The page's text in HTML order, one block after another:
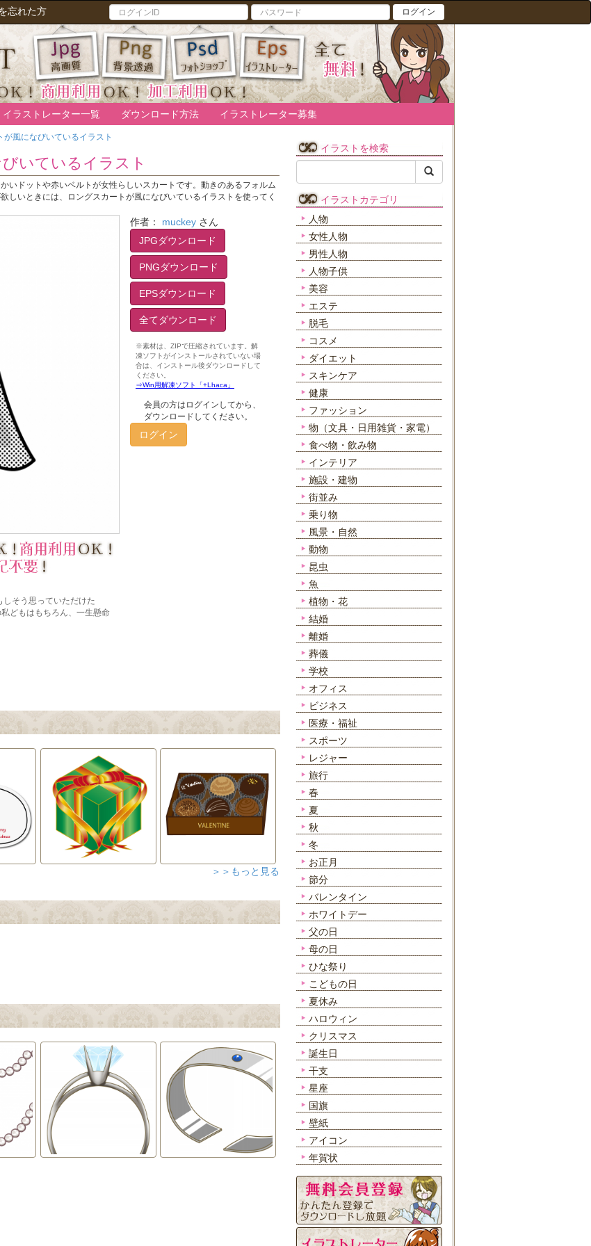
忘れた方 ログイン
イラストレーター一覧 ダウンロード方法 イラストレーター募集
が風になびいているイラスト
いているイラスト
いドットや赤いベルトが女性らしいスカートです。動きのあるフォルム
しいときには、ロングスカートが風になびいているイラストを使ってく
作者： muckey さん
JPGダウンロード
PNGダウンロード
EPSダウンロード
全てダウンロード
会員の方はログインしてから、
ダウンロードしてください。
ログイン
＞＞もっと見る
イラストを検索
イラストカテゴリ
人物
女性人物
男性人物
人物子供
美容
エステ
脱毛
コスメ
ダイエット
スキンケア
健康
ファッション
物（文具・日用雑貨・家電）
食べ物・飲み物
インテリア
施設・建物
街並み
乗り物
風景・自然
動物
昆虫
魚
植物・花
結婚
離婚
葬儀
学校
オフィス
ビジネス
医療・福祉
スポーツ
レジャー
旅行
春
夏
秋
冬
お正月
節分
バレンタイン
ホワイトデー
父の日
母の日
ひな祭り
こどもの日
夏休み
ハロウィン
クリスマス
誕生日
干支
星座
国旗
壁紙
アイコン
年賀状